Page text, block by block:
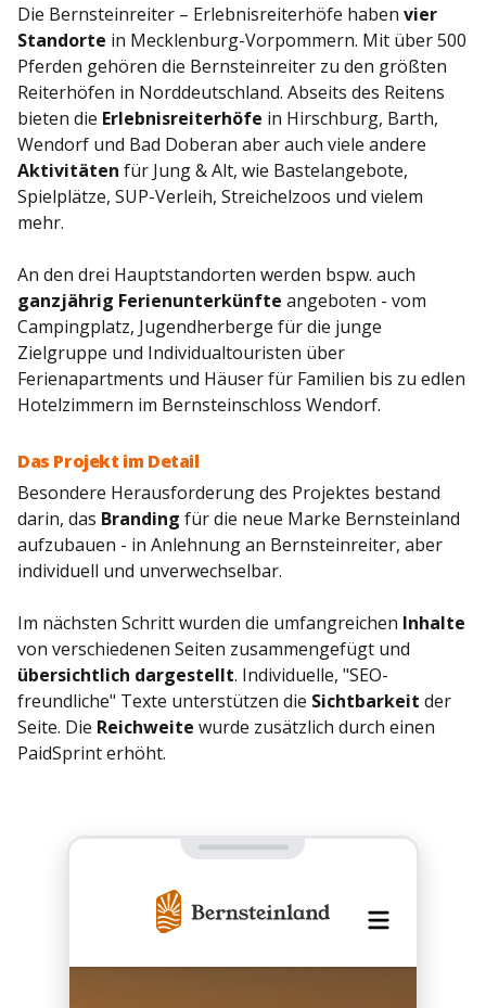
Die Bernsteinreiter – Erlebnisreiterhöfe haben vier
Standorte in Mecklenburg-Vorpommern. Mit über 500
Pferden gehören die Bernsteinreiter zu den größten
Reiterhöfen in Norddeutschland. Abseits des Reitens
bieten die Erlebnisreiterhöfe in Hirschburg, Barth,
Wendorf und Bad Doberan aber auch viele andere
Aktivitäten für Jung & Alt, wie Bastelangebote,
Spielplätze, SUP-Verleih, Streichelzoos und vielem
mehr.
An den drei Hauptstandorten werden bspw. auch
ganzjährig Ferienunterkünfte angeboten - vom
Campingplatz, Jugendherberge für die junge
Zielgruppe und Individualtouristen über
Ferienapartments und Häuser für Familien bis zu edlen
Hotelzimmern im Bernsteinschloss Wendorf.
Das Projekt im Detail
Besondere Herausforderung des Projektes bestand
darin, das Branding für die neue Marke Bernsteinland
aufzubauen - in Anlehnung an Bernsteinreiter, aber
individuell und unverwechselbar.
Im nächsten Schritt wurden die umfangreichen Inhalte
von verschiedenen Seiten zusammengefügt und
übersichtlich dargestellt. Individuelle, "SEO-
freundliche" Texte unterstützen die Sichtbarkeit der
Seite. Die Reichweite wurde zusätzlich durch einen
PaidSprint erhöht.